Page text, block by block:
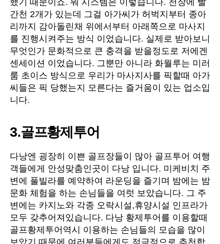
간천 2개가 있는데 그걸 아가씨가 허벅지부터 종아
리까지 감아돌린채 위에서부터 아래쪽으로 마사지
를 진행시켜주는 방식 이었습니다. 실제로 받아보니
무엇인가 문화적으로 큰 충격을 받을정도로 저에겐
센세이션 이었습니다. 그뿐만 아니라 화월루는 미러
룸 초이스 방식으로 우리가 마사지사를 픽할때 아가
씨들은 픽 당했는지 모른다는 즐거움이 있는 업소입
니다.
3.골프황제투어
다낭엔 굉장히 이쁜 골프장들이 많아 골프투어 여행
객들에게 안성맞춤인곳이 다낭 입니다. 미케비치 주
변에 풀빌라를 예약하여 라운딩을 즐기며 밤에는 밤
문화 체험을 하는 손님들을 여럿 보았습니다. 그 주
변에는 카지노와 각종 오락시설,휴양시설 인프라가
모두 갖추어져있습니다. 다낭 황제투어를 이용할때
골프황제투어역시 이용하는 손님들의 모습을 많이
보았기 때문에 여러분들에게도 적극적으로 추천합